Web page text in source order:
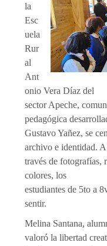
la
Esc
uela
Rur
al
Ant
onio Vera Díaz del
sector Apeche,
pedagógica
Gustavo Yañez, se
archivo e identidad. A
través de fotografías,
colores, los
estudiantes de 5to a
sentir.
Melina Santana,
valoró la libertad